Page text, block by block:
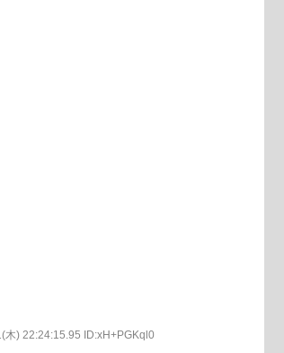
木) 22:24:15.95 ID:xH+PGKql0